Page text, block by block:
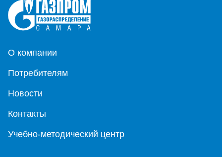
О компании
Потребителям
Новости
Контакты
Учебно-методический центр